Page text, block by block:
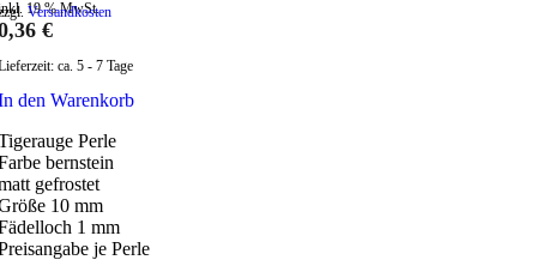
19 % MwSt.
Versandkosten
€
ca. 5 - 7 Tage
den Warenkorb
Perle
bernstein
gefrostet
10 mm
1 mm
je Perle